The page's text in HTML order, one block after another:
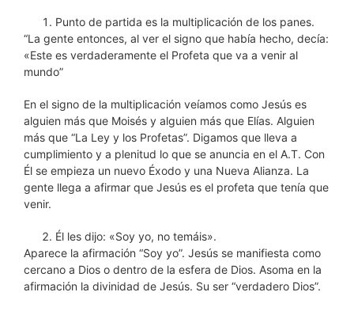
Punto de partida es la multiplicación de los panes.
“La gente entonces, al ver el signo que había hecho, decía:
«Este es verdaderamente el Profeta que va a venir al
mundo”
En el signo de la multiplicación veíamos como Jesús es
alguien más que Moisés y alguien más que Elías. Alguien
más que “La Ley y los Profetas”. Digamos que lleva a
cumplimiento y a plenitud lo que se anuncia en el A.T. Con
Él se empieza un nuevo Éxodo y una Nueva Alianza. La
gente llega a afirmar que Jesús es el profeta que tenía que
venir.
Él les dijo: «Soy yo, no temáis».
Aparece la afirmación “Soy yo”. Jesús se manifiesta como
cercano a Dios o dentro de la esfera de Dios. Asoma en la
afirmación la divinidad de Jesús. Su ser “verdadero Dios”.